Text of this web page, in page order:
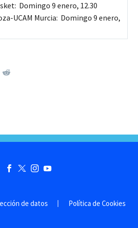
Domingo 9 enero, 12.30
UCAM Murcia: Domingo 9 enero,
de datos Política de Cookies